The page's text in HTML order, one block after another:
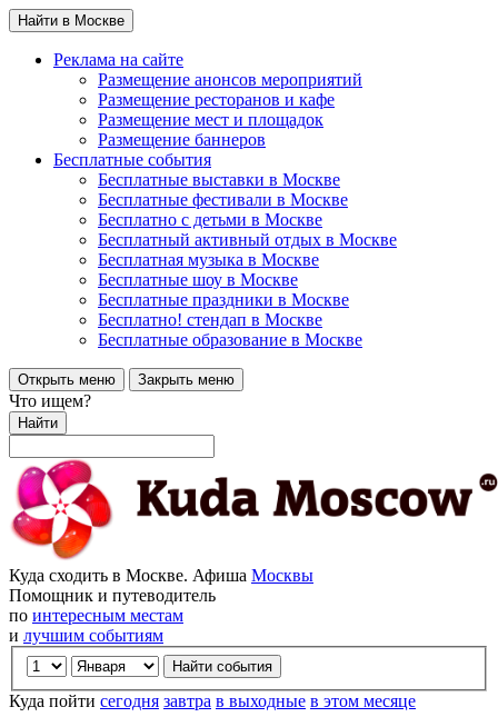
Найти в Москве
Реклама на сайте
Размещение анонсов мероприятий
Размещение ресторанов и кафе
Размещение мест и площадок
Размещение баннеров
Бесплатные события
Бесплатные выставки в Москве
Бесплатные фестивали в Москве
Бесплатно с детьми в Москве
Бесплатный активный отдых в Москве
Бесплатная музыка в Москве
Бесплатные шоу в Москве
Бесплатные праздники в Москве
Бесплатно! стендап в Москве
Бесплатные образование в Москве
Открыть меню Закрыть меню
Что ищем?
Найти
Куда сходить в Москве. Афиша Москвы
Помощник и путеводитель
по интересным местам
и лучшим событиям
Куда пойти сегодня завтра в выходные в этом месяце